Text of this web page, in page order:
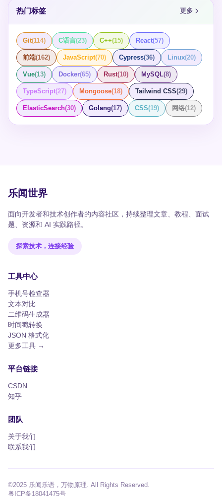
热门标签 更多
Git(114) C语言(23) C++(15) React(57)
前端(162) JavaScript(70) Cypress(36) Linux(20)
Vue(13) Docker(65) Rust(10) MySQL(8)
TypeScript(27) Mongoose(18) Tailwind CSS(29)
ElasticSearch(30) Golang(17) CSS(19) 网络(12)
乐闻世界
面向开发者和技术创作者的内容社区，持续整理文章、教程、面试
题、资源和 AI 实践路径。
探索技术，连接经验
工具中心
手机号检查器
文本对比
二维码生成器
时间戳转换
JSON 格式化
更多工具 →
平台链接
CSDN
知乎
团队
关于我们
联系我们
©2025 乐闻乐语，万物原理. All Rights Reserved.
粤ICP备18041475号